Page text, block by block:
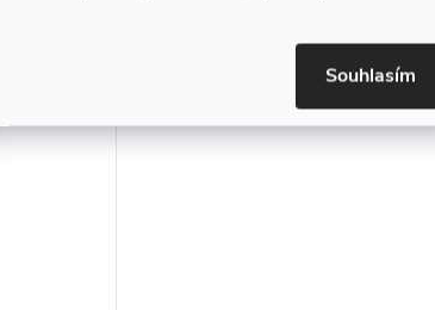
Souhlasím